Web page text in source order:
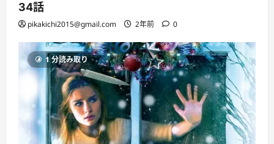
34話
pikakichi2015@gmail.com 2年前 0
1 分読み取り